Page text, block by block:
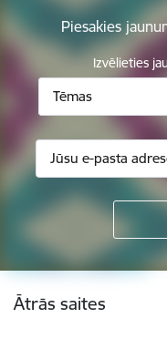
Piesakies
Izvēlieties
Tēmas
Kājene
Ātrās saites